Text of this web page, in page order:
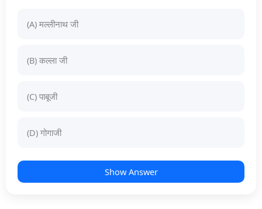
(A) मल्लीनाथ जी
(B) कल्ला जी
(C) पाबूजी
(D) गोगाजी
Show Answer